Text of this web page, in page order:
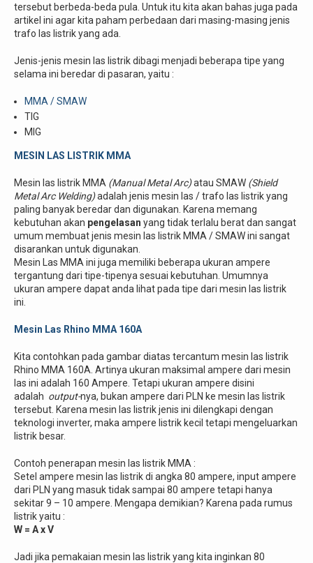
tersebut berbeda-beda pula. Untuk itu kita akan bahas juga pada
artikel ini agar kita paham perbedaan dari masing-masing jenis
trafo las listrik yang ada.
Jenis-jenis mesin las listrik dibagi menjadi beberapa tipe yang
selama ini beredar di pasaran, yaitu :
MMA / SMAW
TIG
MIG
MESIN LAS LISTRIK MMA
Mesin las listrik MMA (Manual Metal Arc)atau SMAW (Shield
Metal Arc Welding)adalah jenis mesin las / trafo las listrik yang
paling banyak beredar dan digunakan. Karena memang
kebutuhan akan pengelasan yang tidak terlalu berat dan sangat
umum membuat jenis mesin las listrik MMA / SMAW ini sangat
disarankan untuk digunakan.
Mesin Las MMA ini juga memiliki beberapa ukuran ampere
tergantung dari tipe-tipenya sesuai kebutuhan. Umumnya
ukuran ampere dapat anda lihat pada tipe dari mesin las listrik
ini.
Mesin Las Rhino MMA 160A
Kita contohkan pada gambar diatas tercantum mesin las listrik
Rhino MMA 160A. Artinya ukuran maksimal ampere dari mesin
las ini adalah 160 Ampere. Tetapi ukuran ampere disini
adalah output-nya, bukan ampere dari PLN ke mesin las listrik
tersebut. Karena mesin las listrik jenis ini dilengkapi dengan
teknologi inverter, maka ampere listrik kecil tetapi mengeluarkan
listrik besar.
Contoh penerapan mesin las listrik MMA :
Setel ampere mesin las listrik di angka 80 ampere, input ampere
dari PLN yang masuk tidak sampai 80 ampere tetapi hanya
sekitar 9 – 10 ampere. Mengapa demikian? Karena pada rumus
listrik yaitu :
W = A x V
Jadi jika pemakaian mesin las listrik yang kita inginkan 80